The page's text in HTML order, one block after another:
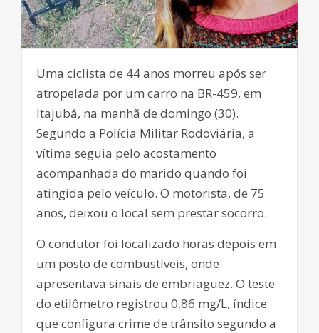
Uma ciclista de 44 anos morreu após ser
atropelada por um carro na BR-459, em
Itajubá, na manhã de domingo (30).
Segundo a Polícia Militar Rodoviária, a
vítima seguia pelo acostamento
acompanhada do marido quando foi
atingida pelo veículo. O motorista, de 75
anos, deixou o local sem prestar socorro.
O condutor foi localizado horas depois em
um posto de combustíveis, onde
apresentava sinais de embriaguez. O teste
do etilômetro registrou 0,86 mg/L, índice
que configura crime de trânsito segundo a